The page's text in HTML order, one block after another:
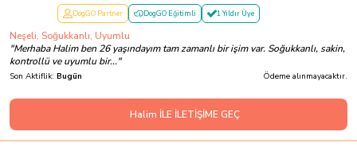
DogGO Partner DogGO Eğitimli 1 Yıldır Üye
Neşeli, Soğukkanlı, Uyumlu
"Merhaba Halim ben 26 yaşındayım tam zamanlı bir işim var. Soğukkanlı, sakin,
kontrollü ve uyumlu bir..."
Son Aktiflik: Bugün Ödeme alınmayacaktır.
Halim İLE İLETİŞİME GEÇ